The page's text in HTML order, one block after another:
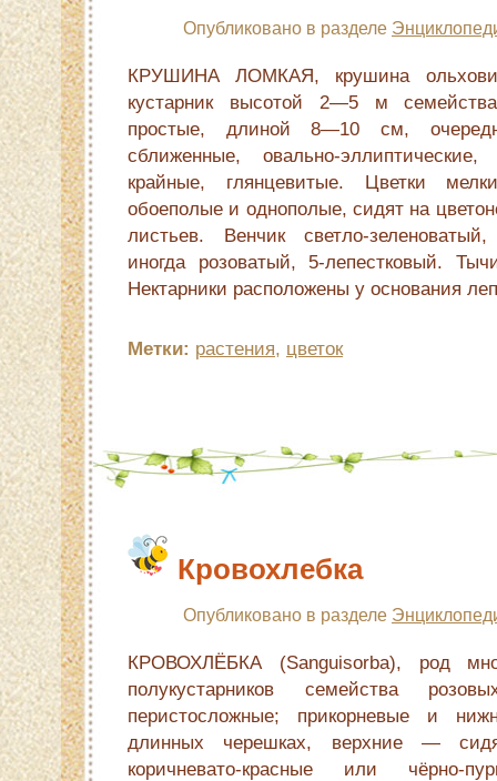
Опубликовано в разделе
КРУШИНА ЛОМКАЯ, крушина
кустарник высотой 2—5 м
простые, длиной 8—10 см,
сближенные, овально-
крайные, глянцевитые. Цветки
обоеполые и однополые, сидят на
листьев. Венчик светло-
иногда розоватый, 5-лепестковый.
Нектарники расположены у основания
Метки: растения, цветок
Кровохлебка
Опубликовано в разделе
КРОВОХЛЁБКА (Sanguisorba), род
полукустарников семейства
перистосложные; прикорневые и
длинных черешках, верхние —
коричневато-красные или чёрно-